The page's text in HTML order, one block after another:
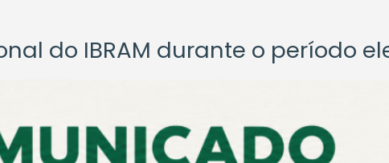
do IBRAM durante o período